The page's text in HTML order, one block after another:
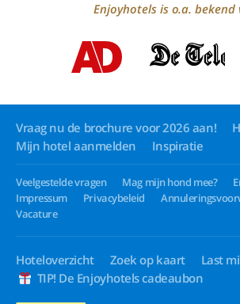
Enjoyhotels is o.a. bekend
Vraag nu de brochure voor 2026 aan!
Mijn hotel aanmelden
Inspiratie
Veelgestelde vragen Mag mijn hond mee?
Impressum
Privacybeleid
Vacature
Hoteloverzicht Zoek op kaart
Last
TIP! De Enjoyhotels cadeaubon